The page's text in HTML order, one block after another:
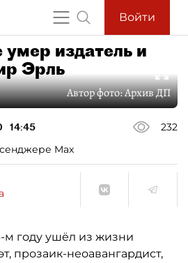
Войти
умер издатель и
Эрль
Автор фото:Архив ДП
14:45
232
Max
м году ушёл из жизни
прозаик-неоавангардист,